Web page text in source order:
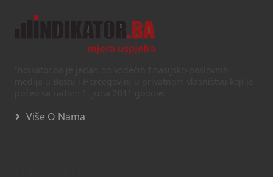
Više O Nama